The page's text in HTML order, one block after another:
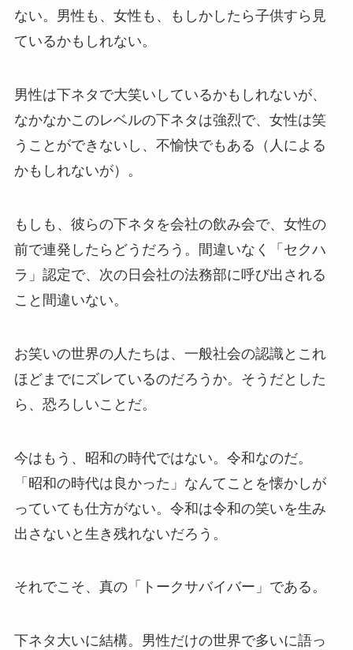
ない。男性も、女性も、もしかしたら子供すら見
ているかもしれない。
男性は下ネタで大笑いしているかもしれないが、
なかなかこのレベルの下ネタは強烈で、女性は笑
うことができないし、不愉快でもある（人による
かもしれないが）。
もしも、彼らの下ネタを会社の飲み会で、女性の
前で連発したらどうだろう。間違いなく「セクハ
ラ」認定で、次の日会社の法務部に呼び出される
こと間違いない。
お笑いの世界の人たちは、一般社会の認識とこれ
ほどまでにズレているのだろうか。そうだとした
ら、恐ろしいことだ。
今はもう、昭和の時代ではない。令和なのだ。
「昭和の時代は良かった」なんてことを懐かしが
っていても仕方がない。令和は令和の笑いを生み
出さないと生き残れないだろう。
それでこそ、真の「トークサバイバー」である。
下ネタ大いに結構。男性だけの世界で多いに語っ